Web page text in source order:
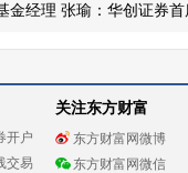
金经理 张瑜：华创证券
开户
交易
关注东方财富
东方财富网微博
东方财富网微信